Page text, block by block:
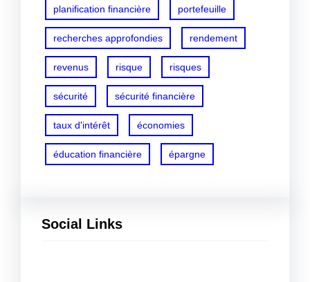
planification financière portefeuille
recherches approfondies rendement
revenus risque risques
sécurité sécurité financière
taux d'intérêt économies
éducation financière épargne
Social Links